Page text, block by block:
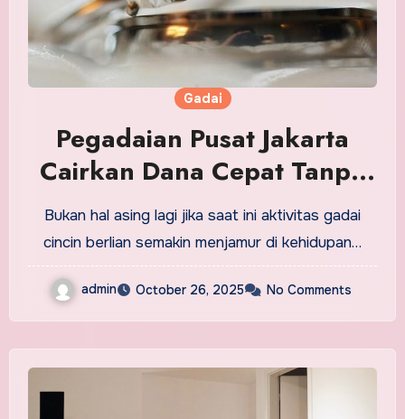
Gadai
Pegadaian Pusat Jakarta
Cairkan Dana Cepat Tanpa
Ribet
Bukan hal asing lagi jika saat ini aktivitas gadai
cincin berlian semakin menjamur di kehidupan…
admin October 26, 2025 No Comments